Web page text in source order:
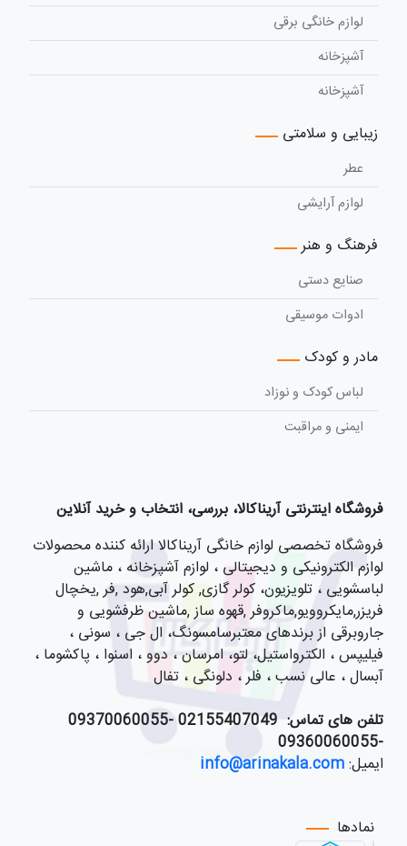
فروشگاه اینترنتی آریناکالا، بررسی، انتخاب و خرید آنلاین
فروشگاه تخصصی لوازم خانگی آریناکالا ارائه کننده محصولات
لوازم الکترونیکی و دیجیتالی ، لوازم آشپزخانه ، ماشین
لباسشویی ، تلویزیون، کولر گازی, کولر آبی,هود ,فر ,یخچال
فریزر,مایکروویو,ماکروفر ,قهوه ساز ,ماشین ظرفشویی و
جاروبرقی از برندهای معتبرسامسونگ، ال جی ، سونی ،
فیلیپس ، الکترواستیل، لتو، امرسان ، دوو ، اسنوا ، پاکشوما ،
آبسال ، عالی نسب ، فلر ، دلونگی ، تفال
تلفن های تماس:
021
55407049 -09370060055
-09360060055
ایمیل:info@arinakala.com
نمادها
لوازم خانگی برقی
آشپزخانه
آشپزخانه
زیبایی و سلامتی
عطر
لوازم آرایشی
فرهنگ و هنر
صنایع دستی
ادوات موسیقی
مادر و کودک
لباس کودک و نوزاد
ایمنی و مراقبت